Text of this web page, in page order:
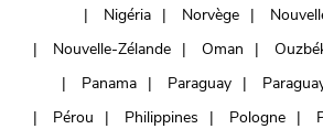
Nigéria
Norvège
Nouvelle-Zélande
Oman
Panama
Paraguay
Pérou
Philippines Pologne